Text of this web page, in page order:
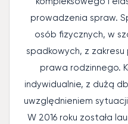
prowadzenia spraw.
osób fizycznych, w
spadkowych, z
prawa rodzinnego.
indywidualnie, z dużą
uwzględnieniem
W 2016 roku została